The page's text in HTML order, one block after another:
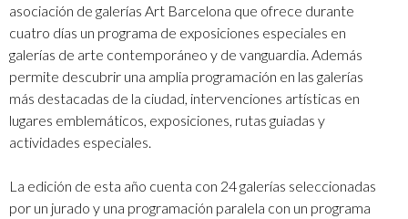
asociación de galerías Art Barcelona que ofrece durante
cuatro días un programa de exposiciones especiales en
galerías de arte contemporáneo y de vanguardia. Además
permite descubrir una amplia programación en las galerías
más destacadas de la ciudad, intervenciones artísticas en
lugares emblemáticos, exposiciones, rutas guiadas y
actividades especiales.
La edición de esta año cuenta con 24 galerías seleccionadas
por un jurado y una programación paralela con un programa